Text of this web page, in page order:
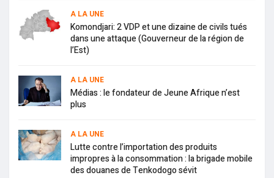
A LA UNE
Komondjari: 2 VDP et une dizaine de civils tués
dans une attaque (Gouverneur de la région de
l’Est)
A LA UNE
Médias : le fondateur de Jeune Afrique n’est
plus
A LA UNE
Lutte contre l’importation des produits
impropres à la consommation : la brigade mobile
des douanes de Tenkodogo sévit